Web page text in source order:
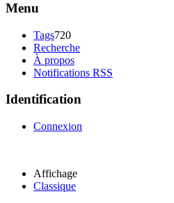
Menu
Tags720
Recherche
À propos
Notifications RSS
Identification
Connexion
Affichage
Classique